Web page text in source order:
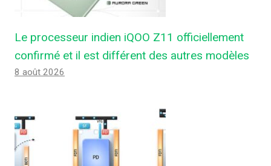
Le processeur indien iQOO Z11 officiellement
confirmé et il est différent des autres modèles
8 août 2026